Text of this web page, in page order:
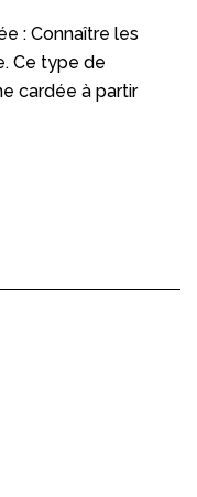
: Connaître les
Ce type de
cardée à partir